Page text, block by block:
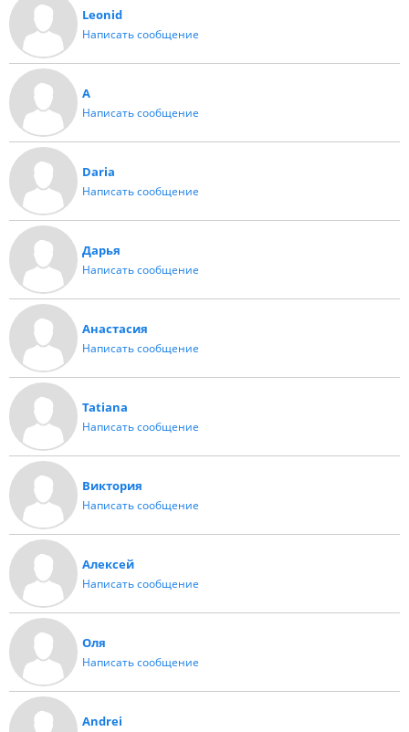
Leonid
Написать сообщение
A
Написать сообщение
Daria
Написать сообщение
Дарья
Написать сообщение
Анастасия
Написать сообщение
Tatiana
Написать сообщение
Виктория
Написать сообщение
Алексей
Написать сообщение
Оля
Написать сообщение
Andrei